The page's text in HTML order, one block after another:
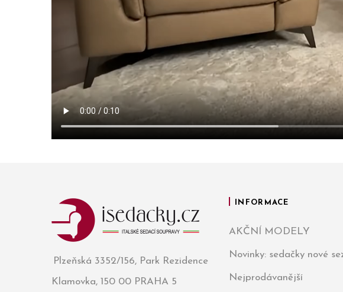
Plzeňská 3352/156, Park Rezidence
Klamovka, 150 00 PRAHA 5
INFORMACE
AKČNÍ MODELY
Novinky: sedačky nové
Nejprodávanější